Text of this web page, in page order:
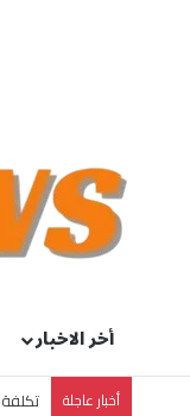
أخر الاخبار
أخبار عاجلة تكلفة